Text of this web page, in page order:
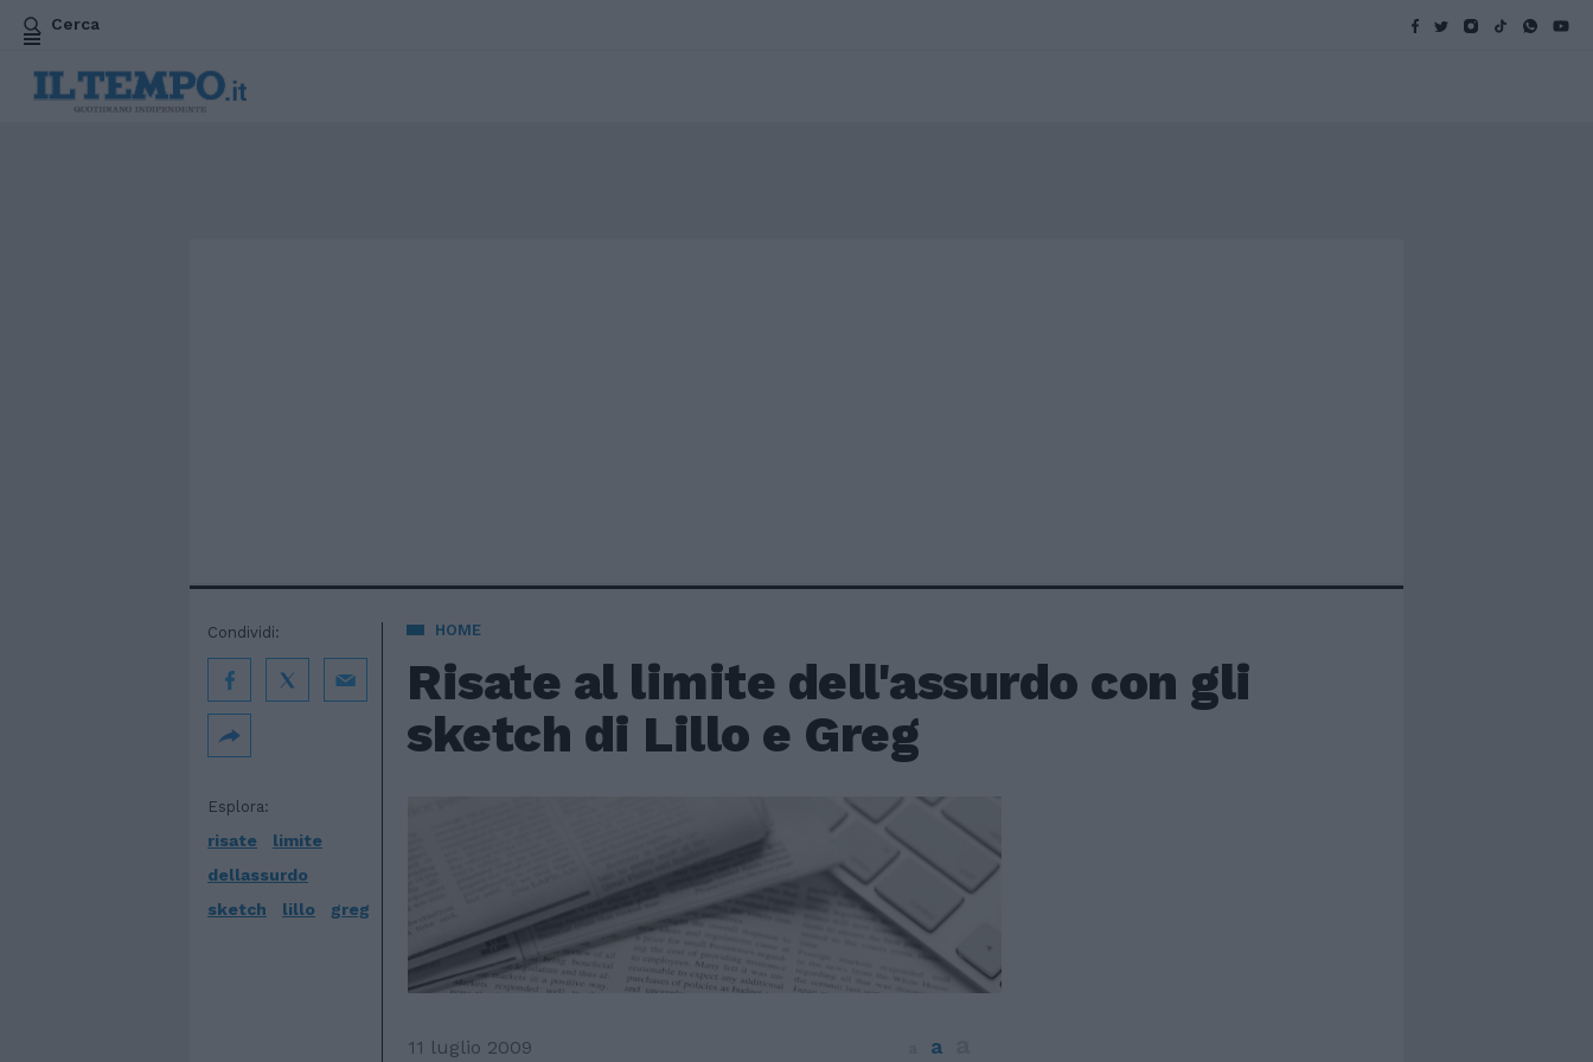
Cerca
HOME
Risate al limite dell'assurdo con gli
sketch di Lillo e Greg
Esplora:
risate
limite
dellassurdo
sketch
lillo greg
Condividi:
11 luglio 2009 a